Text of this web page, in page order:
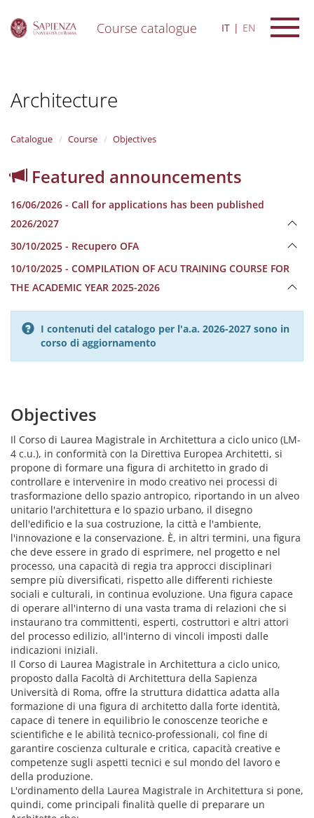
Course catalogue IT EN
Architecture
Catalogue Course Objectives
Featured announcements
16/06/2026 - Call for applications has been published
2026/2027
30/10/2025 - Recupero OFA
10/10/2025 - COMPILATION OF ACU TRAINING COURSE FOR
THE ACADEMIC YEAR 2025-2026
I contenuti del catalogo per l'a.a. 2026-2027 sono in
corso di aggiornamento
Objectives
Il Corso di Laurea Magistrale in Architettura a ciclo unico (LM-
4 c.u.), in conformità con la Direttiva Europea Architetti, si
propone di formare una figura di architetto in grado di
controllare e intervenire in modo creativo nei processi di
trasformazione dello spazio antropico, riportando in un alveo
unitario l'architettura e lo spazio urbano, il disegno
dell'edificio e la sua costruzione, la città e l'ambiente,
l'innovazione e la conservazione. È, in altri termini, una figura
che deve essere in grado di esprimere, nel progetto e nel
processo, una capacità di regia tra approcci disciplinari
sempre più diversificati, rispetto alle differenti richieste
sociali e culturali, in continua evoluzione. Una figura capace
di operare all'interno di una vasta trama di relazioni che si
instaurano tra committenti, esperti, costruttori e altri attori
del processo edilizio, all'interno di vincoli imposti dalle
indicazioni iniziali.
Il Corso di Laurea Magistrale in Architettura a ciclo unico,
proposto dalla Facoltà di Architettura della Sapienza
Università di Roma, offre la struttura didattica adatta alla
formazione di una figura di architetto dalla forte identità,
capace di tenere in equilibrio le conoscenze teoriche e
scientifiche e le abilità tecnico-professionali, col fine di
garantire coscienza culturale e critica, capacità creative e
competenze sugli aspetti tecnici e sul mondo del lavoro e
della produzione.
L'ordinamento della Laurea Magistrale in Architettura si pone,
quindi, come principali finalità quelle di preparare un